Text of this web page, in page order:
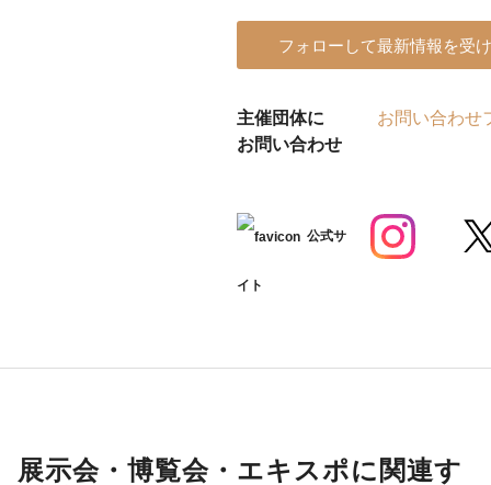
フォローして最新情報を受
主催団体に
お問い合わせ
お問い合わせ
公式サ
イト
展示会・博覧会・エキスポに関連す